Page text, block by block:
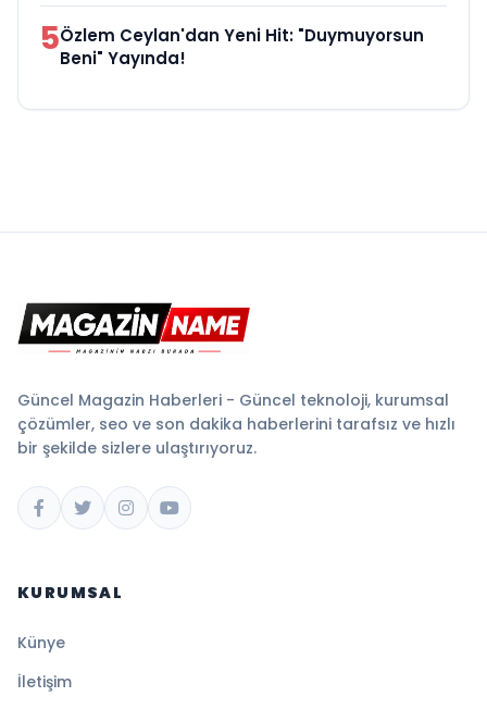
5Özlem Ceylan'dan Yeni Hit: "Duymuyorsun
Beni" Yayında!
Güncel Magazin Haberleri - Güncel teknoloji, kurumsal
çözümler, seo ve son dakika haberlerini tarafsız ve hızlı
bir şekilde sizlere ulaştırıyoruz.
KURUMSAL
Künye
İletişim